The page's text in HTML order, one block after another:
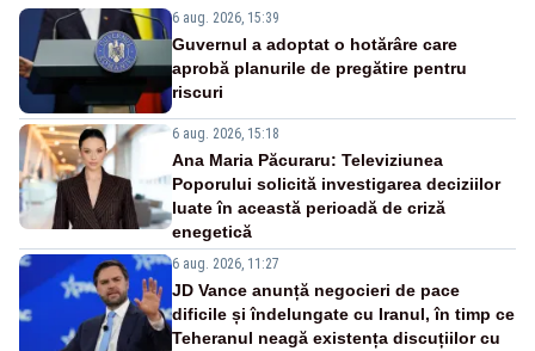
6 aug. 2026, 15:39
Guvernul a adoptat o hotărâre care
aprobă planurile de pregătire pentru
riscuri
6 aug. 2026, 15:18
Ana Maria Păcuraru: Televiziunea
Poporului solicită investigarea deciziilor
luate în această perioadă de criză
enegetică
6 aug. 2026, 11:27
JD Vance anunță negocieri de pace
dificile și îndelungate cu Iranul, în timp ce
Teheranul neagă existența discuțiilor cu